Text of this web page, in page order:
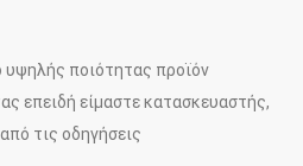
ποιότητας προϊόν
επειδή είμαστε κατασκευαστής,
τις οδηγήσεις